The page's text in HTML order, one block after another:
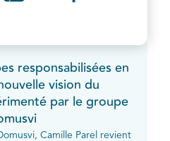
responsabilisées en
vision du
par le groupe
Camille Parel revient